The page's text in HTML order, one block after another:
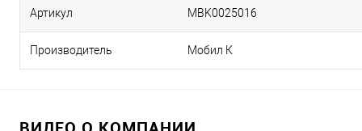
Артикул MBK0025016
Производитель Мобил К